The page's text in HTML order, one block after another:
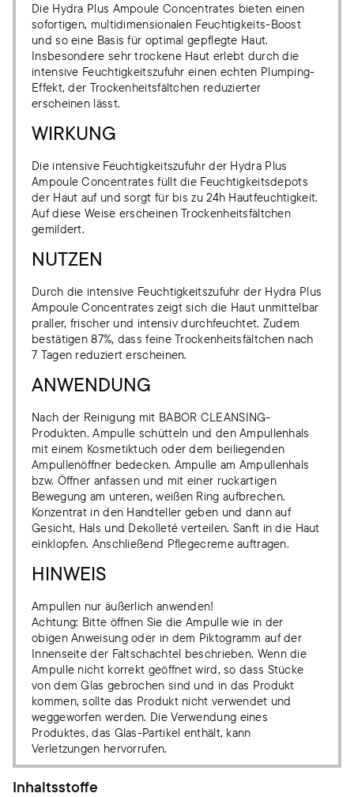
Die Hydra Plus Ampoule Concentrates bieten einen
sofortigen, multidimensionalen Feuchtigkeits-Boost
und so eine Basis für optimal gepflegte Haut.
Insbesondere sehr trockene Haut erlebt durch die
intensive Feuchtigkeitszufuhr einen echten Plumping-
Effekt, der Trockenheitsfältchen reduzierter
erscheinen lässt.
WIRKUNG
Die intensive Feuchtigkeitszufuhr der Hydra Plus
Ampoule Concentrates füllt die Feuchtigkeitsdepots
der Haut auf und sorgt für bis zu 24h Hautfeuchtigkeit.
Auf diese Weise erscheinen Trockenheitsfältchen
gemildert.
NUTZEN
Durch die intensive Feuchtigkeitszufuhr der Hydra Plus
Ampoule Concentrates zeigt sich die Haut unmittelbar
praller, frischer und intensiv durchfeuchtet. Zudem
bestätigen 87%, dass feine Trockenheitsfältchen nach
7 Tagen reduziert erscheinen.
ANWENDUNG
Nach der Reinigung mit BABOR CLEANSING-
Produkten. Ampulle schütteln und den Ampullenhals
mit einem Kosmetiktuch oder dem beiliegenden
Ampullenöffner bedecken. Ampulle am Ampullenhals
bzw. Öffner anfassen und mit einer ruckartigen
Bewegung am unteren, weißen Ring aufbrechen.
Konzentrat in den Handteller geben und dann auf
Gesicht, Hals und Dekolleté verteilen. Sanft in die Haut
einklopfen. Anschließend Pflegecreme auftragen.
HINWEIS
Ampullen nur äußerlich anwenden!
Achtung: Bitte öffnen Sie die Ampulle wie in der
obigen Anweisung oder in dem Piktogramm auf der
Innenseite der Faltschachtel beschrieben. Wenn die
Ampulle nicht korrekt geöffnet wird, so dass Stücke
von dem Glas gebrochen sind und in das Produkt
kommen, sollte das Produkt nicht verwendet und
weggeworfen werden. Die Verwendung eines
Produktes, das Glas-Partikel enthält, kann
Verletzungen hervorrufen.
Inhaltsstoffe